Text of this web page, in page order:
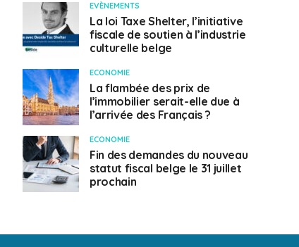
EVÈNEMENTS
La loi Taxe Shelter, l’initiative
fiscale de soutien à l’industrie
culturelle belge
ECONOMIE
La flambée des prix de
l’immobilier serait-elle due à
l’arrivée des Français ?
ECONOMIE
Fin des demandes du nouveau
statut fiscal belge le 31 juillet
prochain